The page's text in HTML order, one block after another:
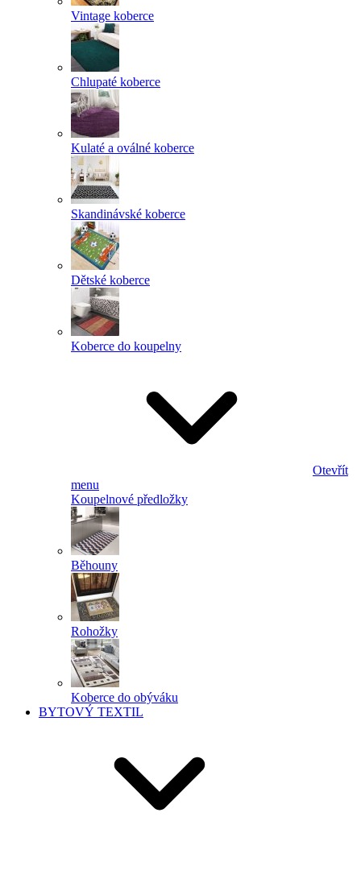
Vintage koberce
Chlupaté koberce
Kulaté a oválné koberce
Skandinávské koberce
Dětské koberce
Koberce do koupelny
Otevřít
menu
Koupelnové předložky
Běhouny
Rohožky
Koberce do obýváku
BYTOVÝ TEXTIL